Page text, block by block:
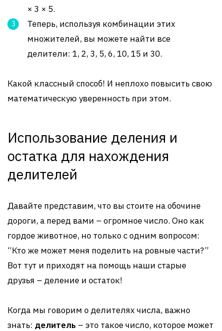
× 3 × 5.
Теперь, используя комбинации этих
множителей, вы можете найти все
делители: 1, 2, 3, 5, 6, 10, 15 и 30.
Какой классный способ! И неплохо повысить свою
математическую уверенность при этом.
Использование деления и
остатка для нахождения
делителей
Давайте представим, что вы стоите на обочине
дороги, а перед вами – огромное число. Оно как
гордое животное, но только с одним вопросом:
“Кто же может меня поделить на ровные части?”
Вот тут и приходят на помощь наши старые
друзья – деление и остаток!
Когда мы говорим о делителях числа, важно
знать: делитель – это такое число, которое может